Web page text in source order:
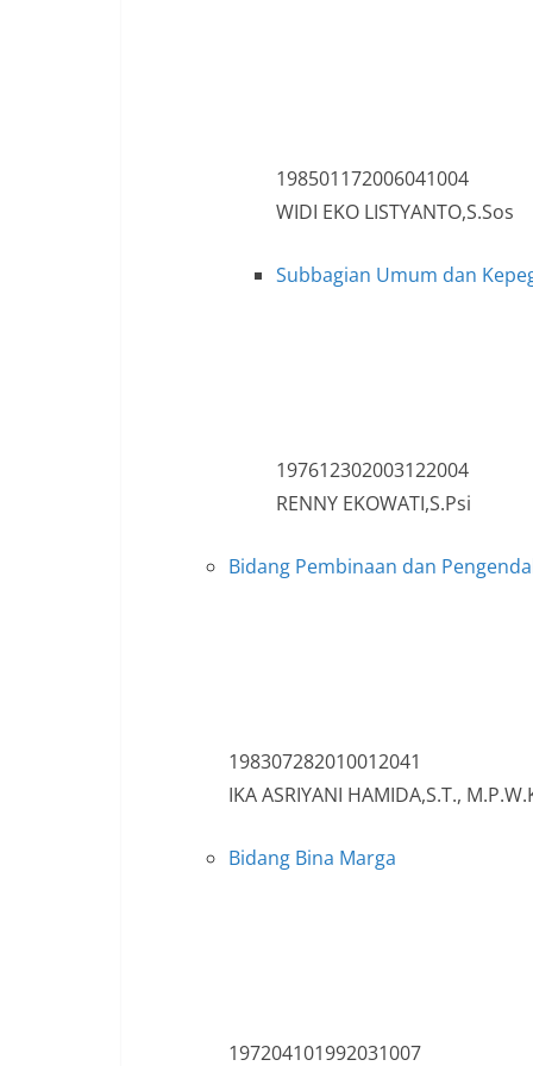
198501172006041004
WIDI EKO LISTYANTO,S.Sos
Subbagian Umum dan
197612302003122004
RENNY EKOWATI,S.Psi
Bidang Pembinaan dan
198307282010012041
IKA ASRIYANI HAMIDA,S.T.,
Bidang Bina Marga
197204101992031007